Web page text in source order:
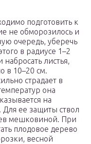
подготовить к
не обморозилось и
очередь, уберечь
в радиусе 1–2
листья,
в 10–20 см.
страдает в
она
на
Для ее защиты ствол
мешковиной. При
плодовое дерево
весной